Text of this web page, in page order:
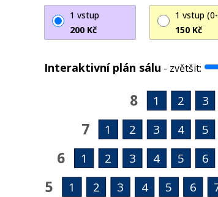
1 vstup
200 Kč
1 vstup
150 Kč
Interaktivní plán sálu - zvětšit:
5
6
7
8
1 2 3 4 5 6
1 2 3 4 5 6
1 2 3 4 5
1 2 3